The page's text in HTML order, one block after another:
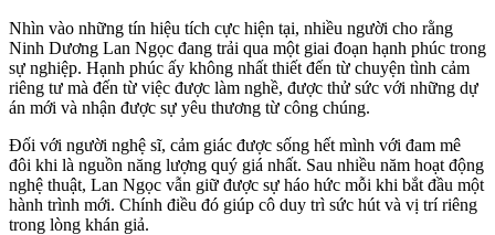
Nhìn vào những tín hiệu tích cực hiện tại, nhiều người cho rằng
Ninh Dương Lan Ngọc đang trải qua một giai đoạn hạnh phúc trong
sự nghiệp. Hạnh phúc ấy không nhất thiết đến từ chu‌yện tìn‌h cảm
riêng tư mà đến từ việc được làm nghề, được thử sức với những dự
án mới và nhận được sự yêu thương từ công chúng.
Đối với người nghệ sĩ, cảm giác được sống hết mình với đam mê
đôi khi là nguồn năng lượng quý giá nhất. Sau nhiều năm hoạt động
nghệ thuật, Lan Ngọc vẫn giữ được sự háo hức mỗi khi bắt đầu một
hành trình mới. Chính điều đó giúp cô duy trì sức hút và vị trí riêng
trong lòng khán giả.